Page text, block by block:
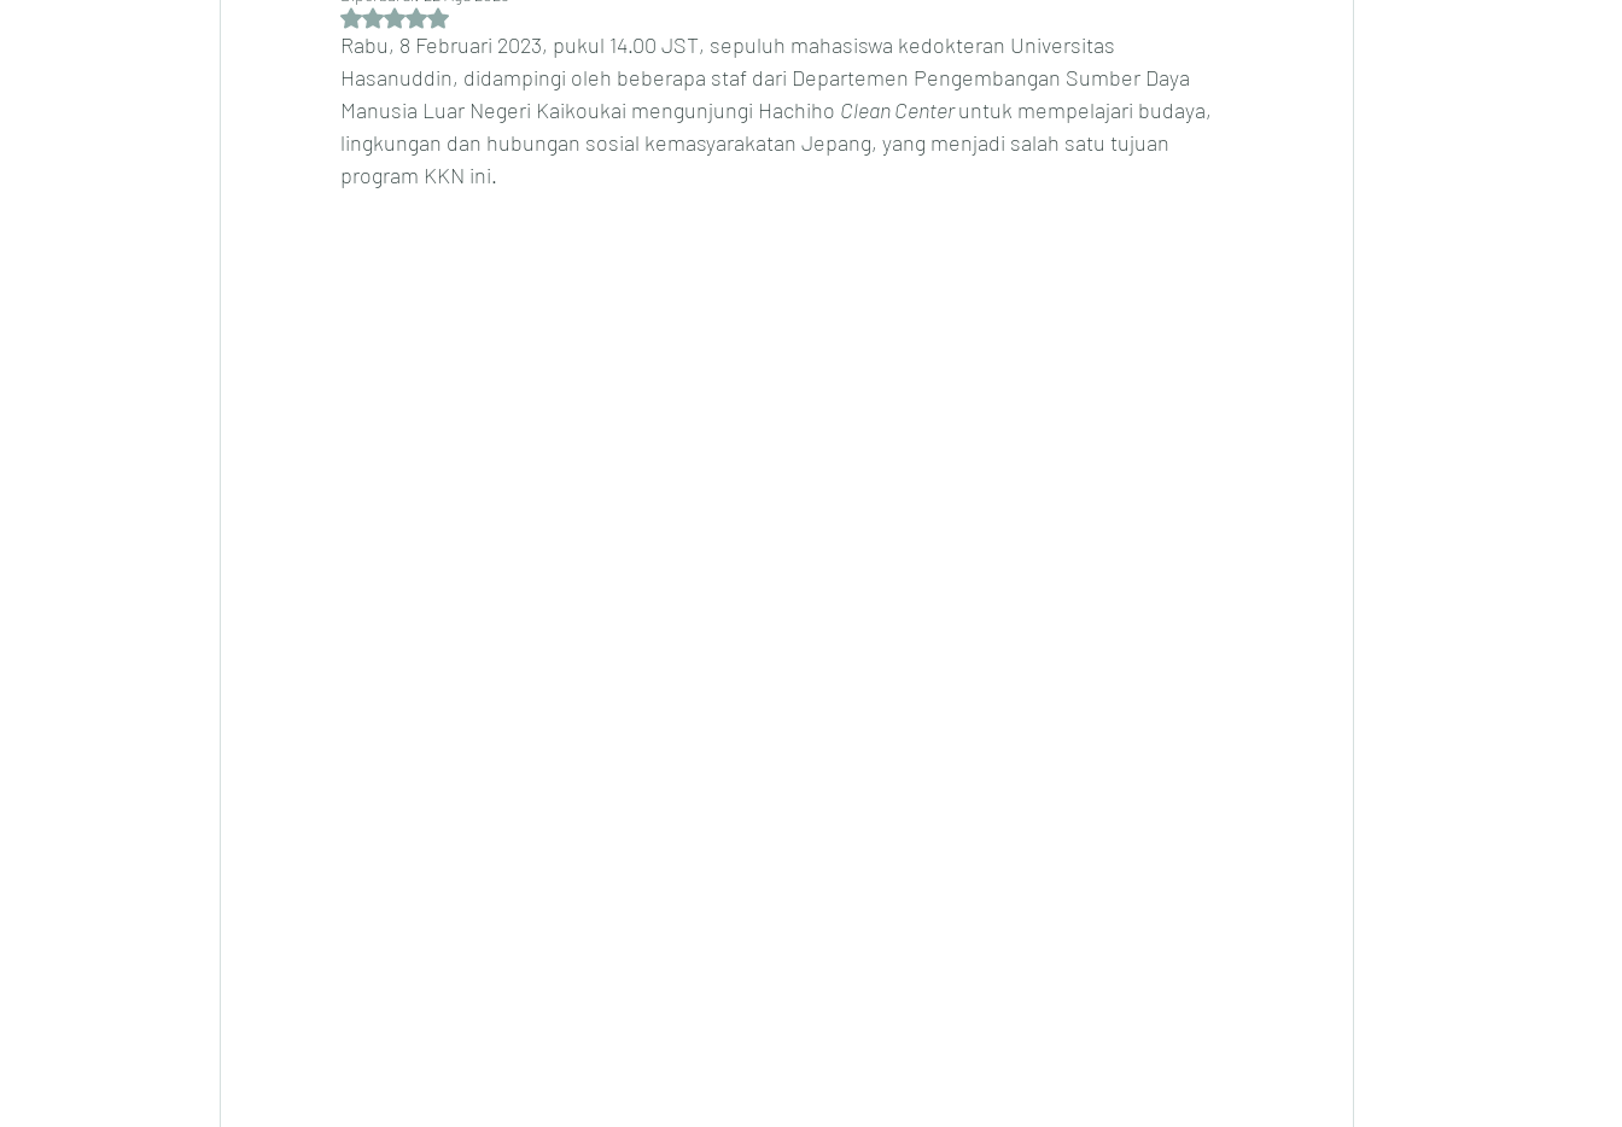
Dinilai NaN dari 5 bintang.
Rabu, 8 Februari 2023, pukul 14.00 JST, sepuluh mahasiswa kedokteran Universitas
Hasanuddin, didampingi oleh beberapa staf dari Departemen Pengembangan Sumber Daya
Manusia Luar Negeri Kaikoukai mengunjungi Hachiho Clean Center untuk mempelajari budaya,
lingkungan dan hubungan sosial kemasyarakatan Jepang, yang menjadi salah satu tujuan
program KKN ini.